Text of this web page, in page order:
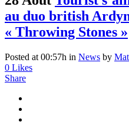
au duo british
« Throwing Stones »
Posted at 00:57h in News by
0 Likes
Share